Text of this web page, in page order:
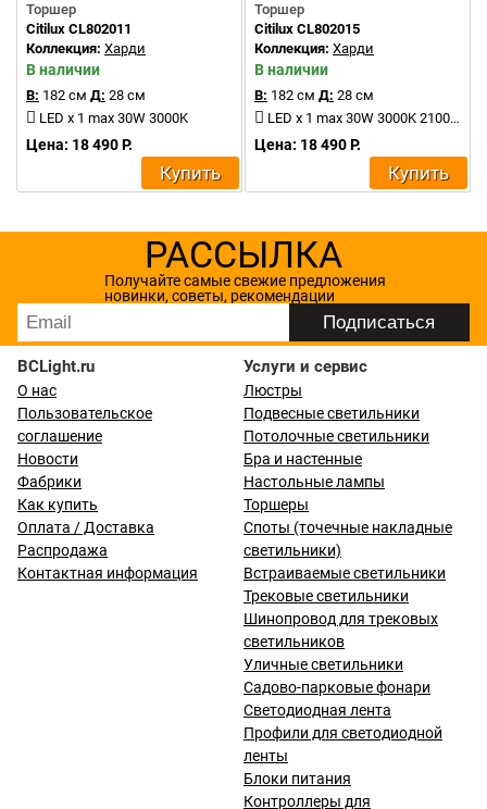
Торшер
Citilux CL802011
Коллекция: Харди
В наличии
В: 182 см Д: 28 см
LED x 1 max 30W 3000K
Цена: 18 490 Р.
Купить
Торшер
Citilux CL802015
Коллекция: Харди
В наличии
В: 182 см Д: 28 см
LED x 1 max 30W 3000K 2100Lm
Цена: 18 490 Р.
Купить
РАССЫЛКА
Получайте самые свежие предложения
новинки, советы, рекомендации
BCLight.ru
О нас
Пользовательское
соглашение
Новости
Фабрики
Как купить
Оплата / Доставка
Распродажа
Контактная информация
Услуги и сервис
Люстры
Подвесные светильники
Потолочные светильники
Бра и настенные
Настольные лампы
Торшеры
Споты (точечные накладные
светильники)
Встраиваемые светильники
Трековые светильники
Шинопровод для трековых
светильников
Уличные светильники
Садово-парковые фонари
Светодиодная лента
Профили для светодиодной
ленты
Блоки питания
Контроллеры для